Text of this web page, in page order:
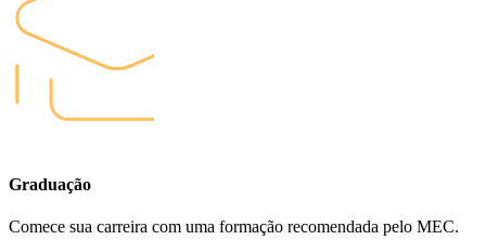
Graduação
Comece sua carreira com uma formação recomendada pelo MEC.